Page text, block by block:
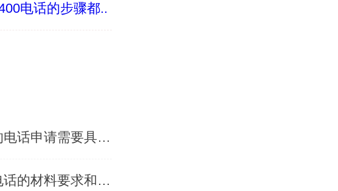
电话的步骤都..
申请400开头的电话有什么用，400开头的电话申请需要具备什么条件
申请400电话怎么办理的，办理申请400电话的材料要求和申请时间是多长-「乐享400电话」